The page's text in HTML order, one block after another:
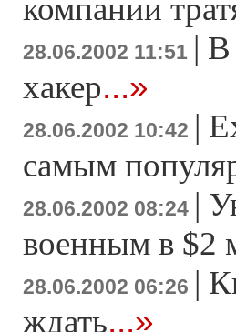
компании
28.06.2002 11:51 | В
хакер...»
28.06.2002 10:42 |
самым
28.06.2002 08:24 |
военным в $2
28.06.2002 06:26 |
ждать...»